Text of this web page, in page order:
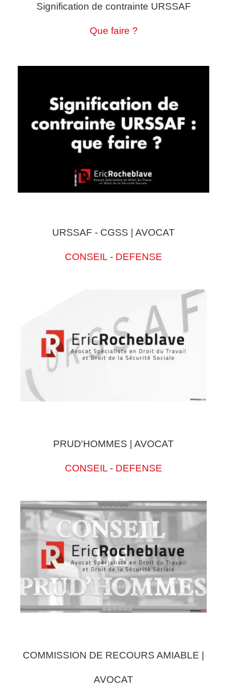
Signification de contrainte URSSAF
Que faire ?
URSSAF - CGSS | AVOCAT
CONSEIL - DEFENSE
PRUD'HOMMES | AVOCAT
CONSEIL - DEFENSE
COMMISSION DE RECOURS AMIABLE |
AVOCAT